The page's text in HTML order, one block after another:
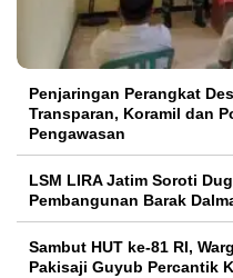
Penjaringan Perangkat
Transparan, Koramil dan
Pengawasan
LSM LIRA Jatim Soroti
Pembangunan Barak
Sambut HUT ke-81 RI,
Pakisaji Guyub Percantik